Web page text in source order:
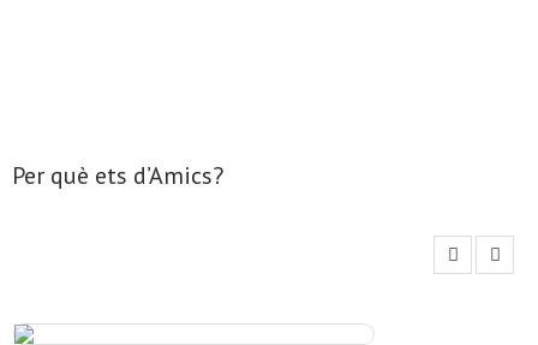
Per què ets d’Amics?